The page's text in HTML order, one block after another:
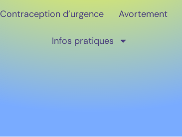
Contraception d’urgence Avortement
Infos pratiques